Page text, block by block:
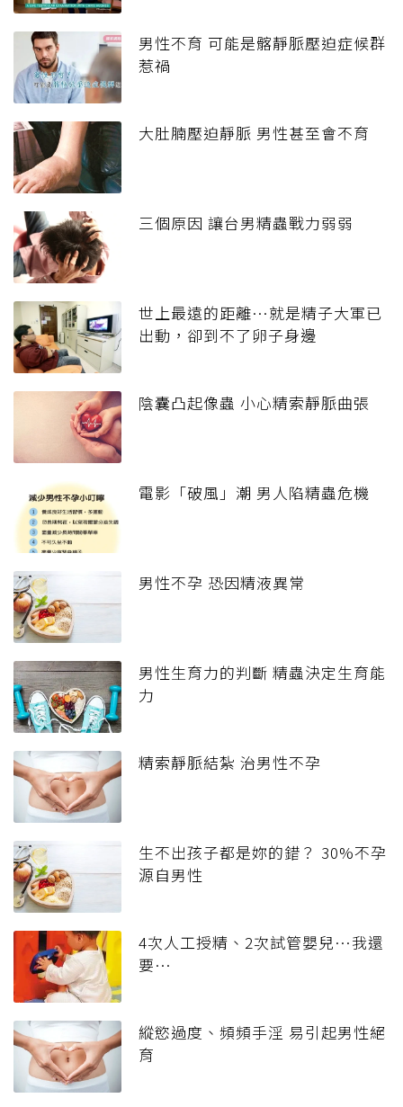
男性不育 可能是髂靜脈壓迫症候群
惹禍
大肚腩壓迫靜脈 男性甚至會不育
三個原因 讓台男精蟲戰力弱弱
世上最遠的距離…就是精子大軍已
出動，卻到不了卵子身邊
陰囊凸起像蟲 小心精索靜脈曲張
電影「破風」潮 男人陷精蟲危機
男性不孕 恐因精液異常
男性生育力的判斷 精蟲決定生育能
力
精索靜脈結紮 治男性不孕
生不出孩子都是妳的錯？ 30%不孕
源自男性
4次人工授精、2次試管嬰兒…我還
要…
縱慾過度、頻頻手淫 易引起男性絕
育